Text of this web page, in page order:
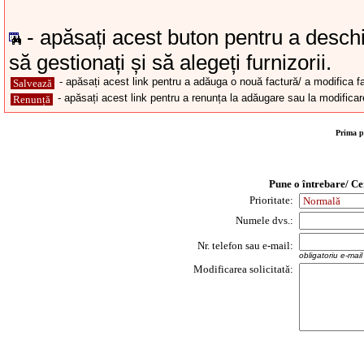
- apăsați acest buton pentru a
să gestionați și să alegeți furnizorii.
Salvează - apăsați acest link pentru a adăuga o nouă factură/ a modifica
Renunță - apăsați acest link pentru a renunța la adăugare sau la
Prima
Pune o întrebare/
Prioritate:
Numele dvs.:
Nr. telefon sau e-mail:
obligatoriu e-
Modificarea solicitată: